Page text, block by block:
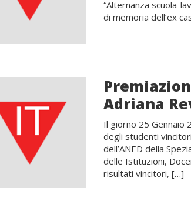
“Alternanza scuola-
di memoria dell’ex
Adriana
Il giorno 25 Gennaio
degli studenti
dell’ANED della
delle Istituzioni,
risultati vincitori, […]